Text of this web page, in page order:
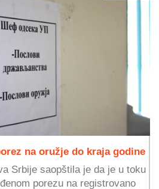
na oružje do kraja godine
Srbije saopštila je da je u toku
porezu na registrovano